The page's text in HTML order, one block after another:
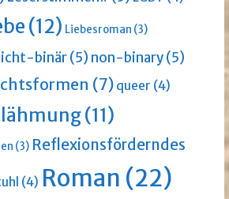
(12) Liebesroman (3)
binär(5) non-binary(5)
(7) queer (4)
(11)
(3) Reflexionsförderndes
(4) Roman (22)